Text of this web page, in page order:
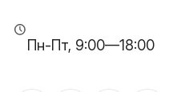
Пн-Пт, 9:00—18:00